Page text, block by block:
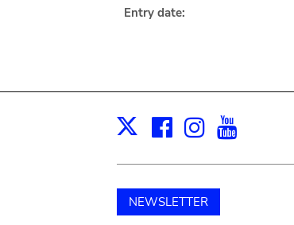
Entry date:
X Facebook
NEWSLETTER